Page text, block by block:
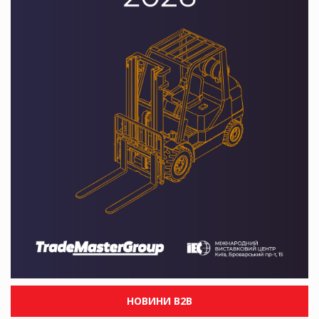
НОВИНИ B2B